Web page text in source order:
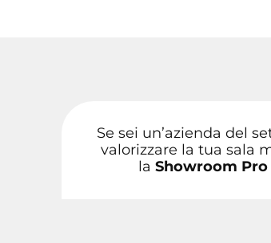
Se sei un’azienda del
valorizzare la tua sala
la Showroom